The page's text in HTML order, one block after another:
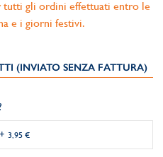
tutti gli ordini effettuati entro le
e i giorni festivi.
(INVIATO SENZA FATTURA)
+ 3,95 €